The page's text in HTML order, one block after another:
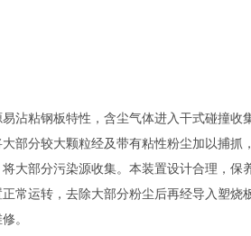
沾粘钢板特性，含尘气体进入干式碰撞
部分较大颗粒经及带有粘性粉尘加以捕
大部分污染源收集。本装置设计合理，
常运转，去除大部分粉尘后再经导入塑
。